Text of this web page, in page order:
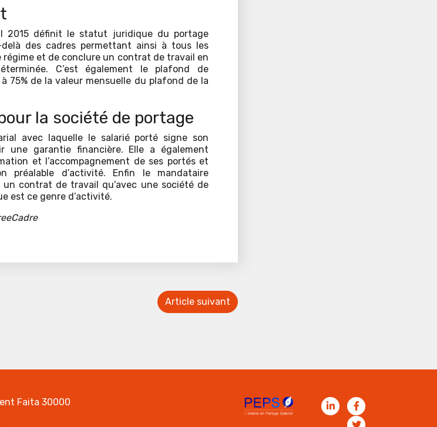
2015 définit le statut juridique du portage
delà des cadres permettant ainsi à tous les
régime et de conclure un contrat de travail en
C’est également le plafond de
75% de la valeur mensuelle du plafond de la
la société de portage
avec laquelle le salarié porté signe son
garantie financière. Elle a également
et l’accompagnement de ses portés et
préalable d’activité. Enfin le mandataire
contrat de travail qu’avec une société de
est ce genre d’activité.
Article suivant
Faita 30000